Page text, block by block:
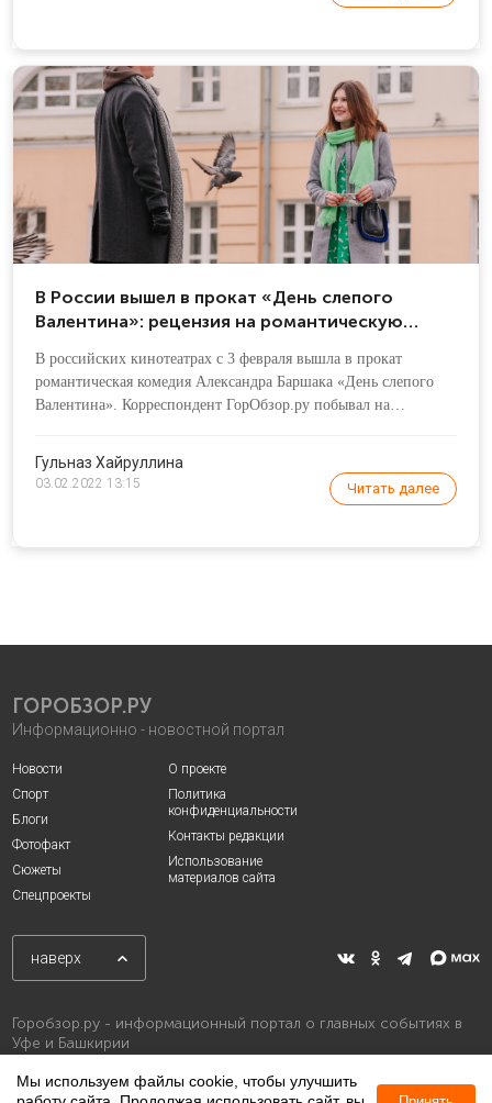
В России вышел в прокат «День слепого
Валентина»: рецензия на романтическую
В российских кинотеатрах с 3 февраля вышла в прокат
романтическая комедия Александра Баршака «День слепого
Валентина». Корреспондент ГорОбзор.ру побывал на
Гульназ Хайруллина
03.02.2022 13:15 Читать далее
ГОРОБЗОР.РУ
Информационно - новостной портал
Новости
Спорт
Блоги
Фотофакт
Сюжеты
Спецпроекты
О проекте
Политика
конфиденциальности
Контакты редакции
Использование
материалов сайта
наверх
Горобзор.ру - информационный портал о главных событиях в
Уфе и Башкирии
Мы используем файлы cookie, чтобы улучшить